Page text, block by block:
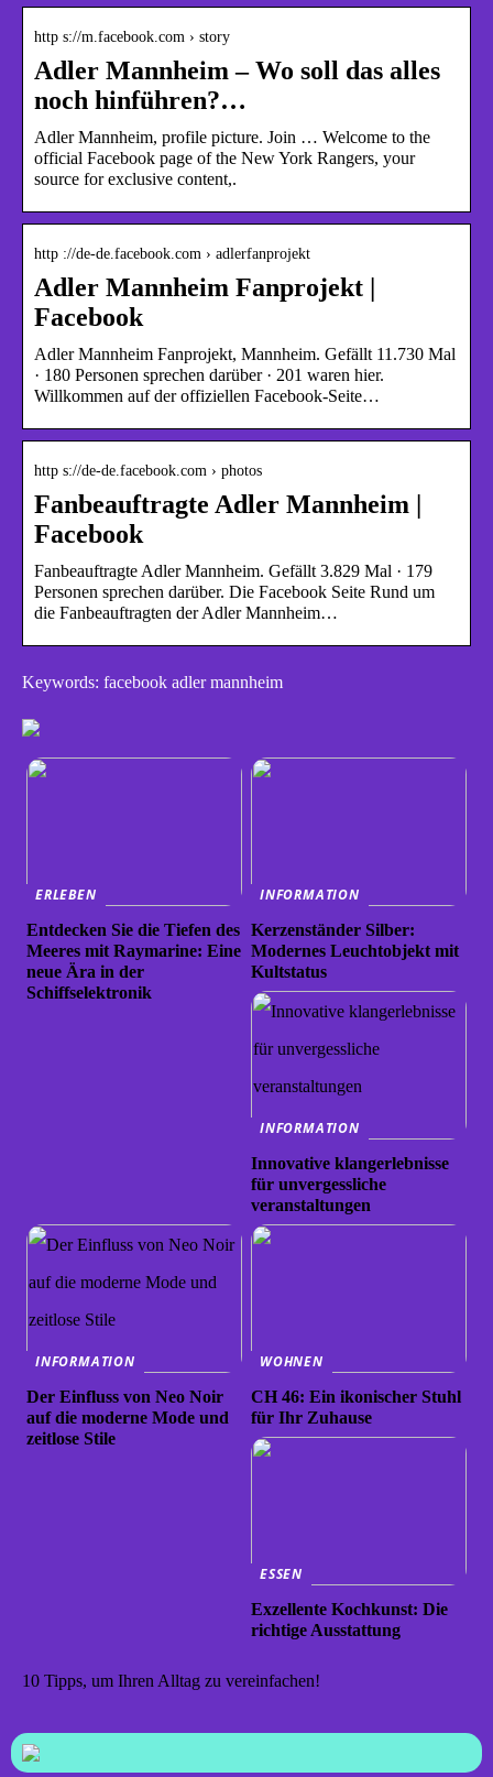
http s://m.facebook.com › story
Adler Mannheim – Wo soll das alles
noch hinführen?…
Adler Mannheim, profile picture. Join … Welcome to the
official Facebook page of the New York Rangers, your
source for exclusive content,.
http ://de-de.facebook.com › adlerfanprojekt
Adler Mannheim Fanprojekt |
Facebook
Adler Mannheim Fanprojekt, Mannheim. Gefällt 11.730 Mal
· 180 Personen sprechen darüber · 201 waren hier.
Willkommen auf der offiziellen Facebook-Seite…
http s://de-de.facebook.com › photos
Fanbeauftragte Adler Mannheim |
Facebook
Fanbeauftragte Adler Mannheim. Gefällt 3.829 Mal · 179
Personen sprechen darüber. Die Facebook Seite Rund um
die Fanbeauftragten der Adler Mannheim…
Keywords: facebook adler mannheim
ERLEBEN
Entdecken Sie die Tiefen des
Meeres mit Raymarine: Eine
neue Ära in der
Schiffselektronik
INFORMATION
Kerzenständer Silber:
Modernes Leuchtobjekt mit
Kultstatus
INFORMATION
Innovative klangerlebnisse
für unvergessliche
veranstaltungen
INFORMATION
Der Einfluss von Neo Noir
auf die moderne Mode und
zeitlose Stile
WOHNEN
CH 46: Ein ikonischer Stuhl
für Ihr Zuhause
ESSEN
Exzellente Kochkunst: Die
richtige Ausstattung
10 Tipps, um Ihren Alltag zu vereinfachen!